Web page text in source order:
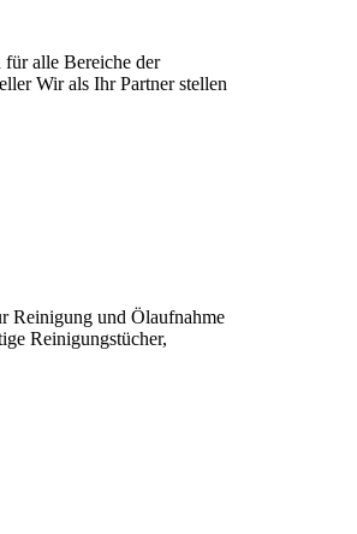
für alle Bereiche der
Wir als Ihr Partner stellen
Reinigung und Ölaufnahme
Reinigungstücher,